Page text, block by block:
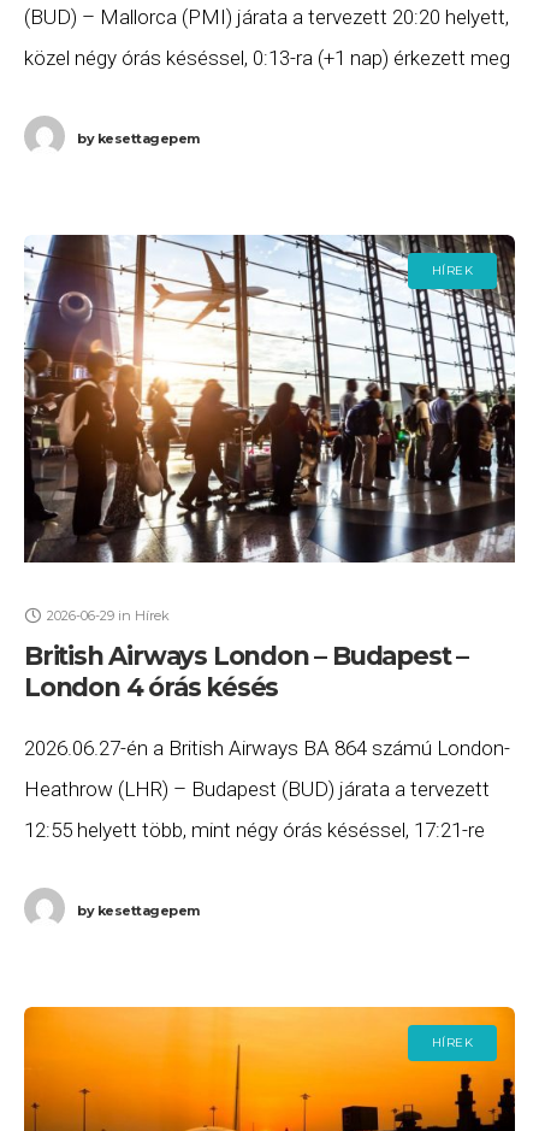
(BUD) – Mallorca (PMI) járata a tervezett 20:20 helyett,
közel négy órás késéssel, 0:13-ra (+1 nap) érkezett meg
bykesettagepem
HÍREK
2026-06-29 in Hírek
British Airways London – Budapest –
London 4 órás késés
2026.06.27-én a British Airways BA 864 számú London-
Heathrow (LHR) – Budapest (BUD) járata a tervezett
12:55 helyett több, mint négy órás késéssel, 17:21-re
bykesettagepem
HÍREK